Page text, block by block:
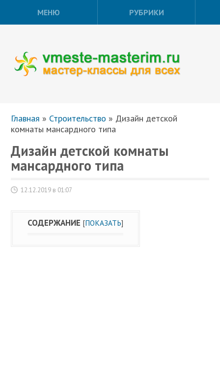
МЕНЮ РУБРИКИ
Главная » Строительство » Дизайн детской
комнаты мансардного типа
Дизайн детской комнаты
мансардного типа
12.12.2019 в 01:07
СОДЕРЖАНИЕ [ПОКАЗАТЬ]